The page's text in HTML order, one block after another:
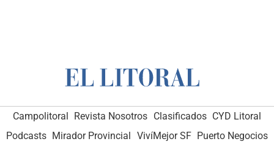
Campolitoral Revista Nosotros Clasificados CYD Litoral
Podcasts Mirador Provincial VivíMejor SF Puerto Negocios